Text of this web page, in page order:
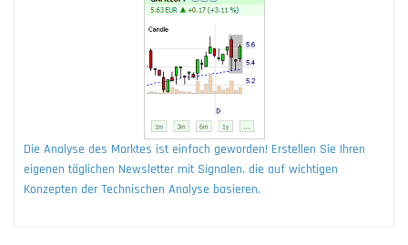
Die Analyse des Marktes ist einfach geworden! Erstellen Sie Ihren
eigenen täglichen Newsletter mit Signalen, die auf wichtigen
Konzepten der Technischen Analyse basieren.